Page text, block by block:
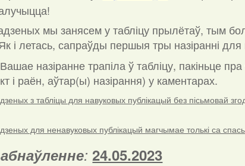
мы занясем у табліцу прылётаў, тым
і летась, сапраўды першыя тры назіранні для
назіранне трапіла ў табліцу, пакіньце
і раён, аўтар(ы) назірання) у каментарах.
з табліцы для навуковых публікацый без пісьмовай
для ненавуковых публікацый магчымае толькі са
: 24.05.2023